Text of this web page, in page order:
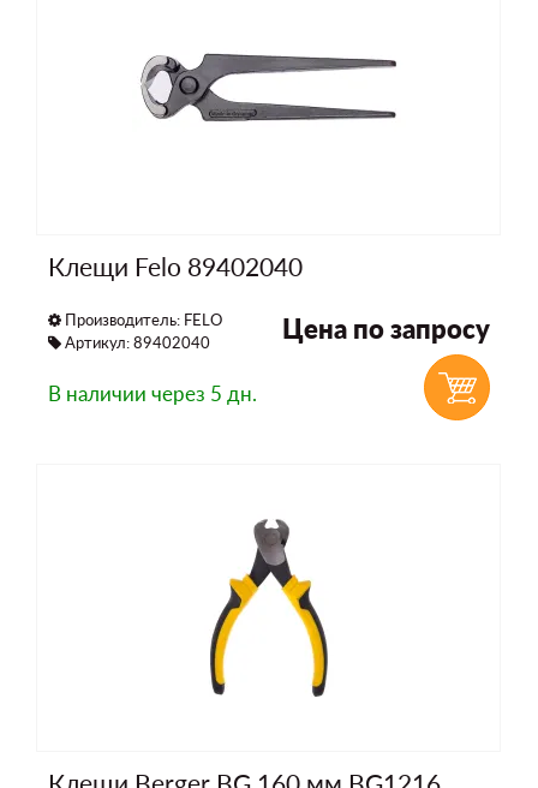
Клещи Felo 89402040
Производитель: FELO
Артикул: 89402040
Цена по запросу
В наличии через 5 дн.